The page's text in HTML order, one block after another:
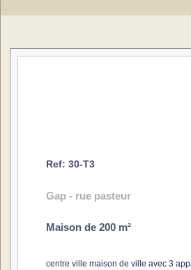
Ref: 30-T3
Gap - rue pasteur
Maison de 200 m²
centre ville maison de ville avec 3